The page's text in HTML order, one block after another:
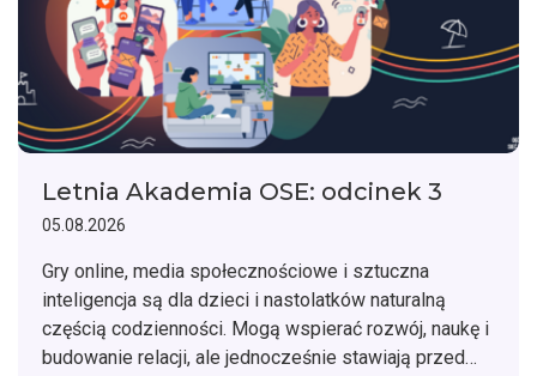
Letnia Akademia OSE: odcinek 3
05.08.2026
Gry online, media społecznościowe i sztuczna
inteligencja są dla dzieci i nastolatków naturalną
częścią codzienności. Mogą wspierać rozwój, naukę i
budowanie relacji, ale jednocześnie stawiają przed